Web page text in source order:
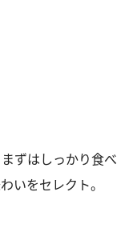
ずはしっかり食べ
いをセレクト。